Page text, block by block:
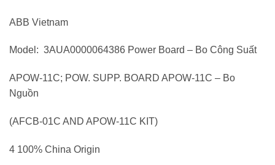
ABB Vietnam
Model: 3AUA0000064386 Power Board – Bo Công Suất
APOW-11C; POW. SUPP. BOARD APOW-11C – Bo
Nguồn
(AFCB-01C AND APOW-11C KIT)
4 100% China Origin